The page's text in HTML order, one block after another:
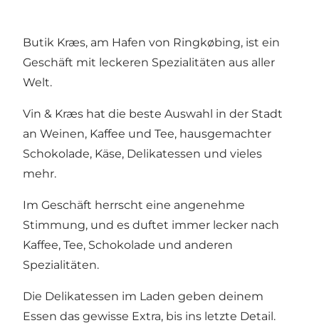
Butik Kræs, am Hafen von Ringkøbing, ist ein
Geschäft mit leckeren Spezialitäten aus aller
Welt.
Vin & Kræs hat die beste Auswahl in der Stadt
an Weinen, Kaffee und Tee, hausgemachter
Schokolade, Käse, Delikatessen und vieles
mehr.
Im Geschäft herrscht eine angenehme
Stimmung, und es duftet immer lecker nach
Kaffee, Tee, Schokolade und anderen
Spezialitäten.
Die Delikatessen im Laden geben deinem
Essen das gewisse Extra, bis ins letzte Detail.